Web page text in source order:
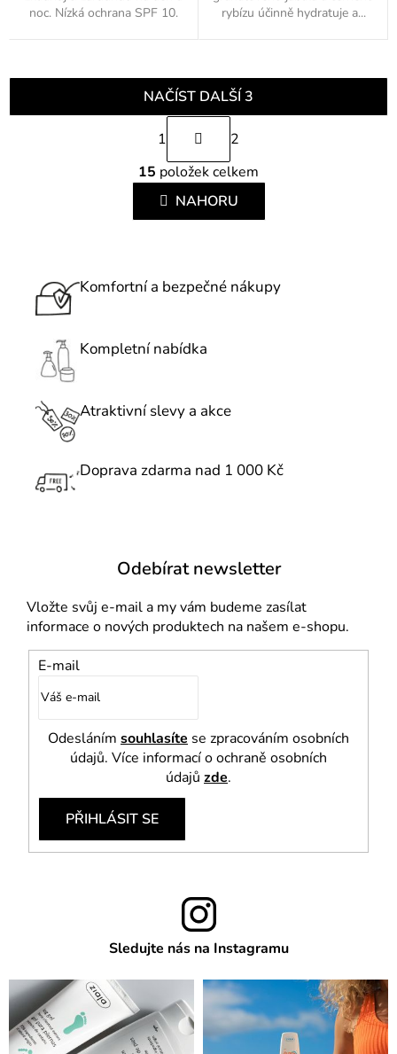
noc. Nízká ochrana SPF 10.
rybízu účinně hydratuje a...
O
v
l
á
c
r
y
p
NAČÍST DALŠÍ 3
t
r
á
n
v
á
1
2
15 položek celkem
NAHORU
Komfortní a bezpečné nákupy
Kompletní nabídka
Atraktivní slevy a akce
Doprava zdarma nad 1 000 Kč
Odebírat newsletter
Vložte svůj e-mail a my vám budeme zasílat
informace o nových produktech na našem e-shopu.
E-mail
Odesláním souhlasíte se zpracováním osobních
údajů. Více informací o ochraně osobních
údajů zde.
PŘIHLÁSIT SE
Sledujte nás na Instagramu